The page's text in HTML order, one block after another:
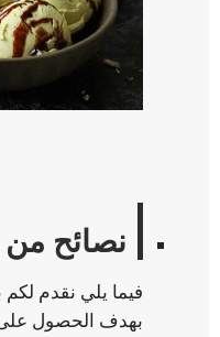
نصائح من
فيما يلي نقدم لكم
بهدف الحصول